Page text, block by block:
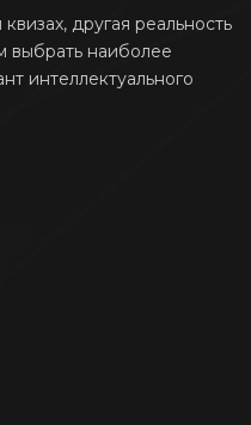
другая реальность
наиболее
интеллектуального